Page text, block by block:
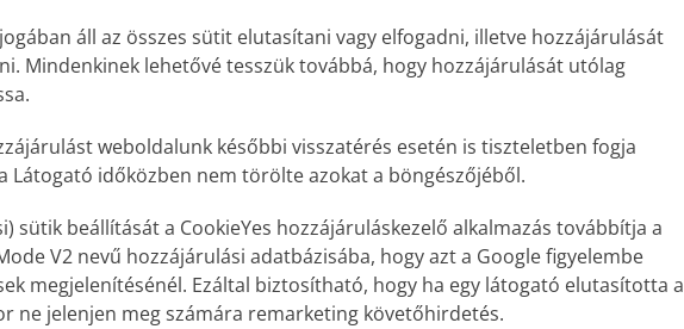
áll az összes sütit elutasítani vagy elfogadni, illetve hozzájárulását
Mindenkinek lehetővé tesszük továbbá, hogy hozzájárulását utólag
weboldalunk későbbi visszatérés esetén is tiszteletben fogja
Látogató időközben nem törölte azokat a böngészőjéből.
sütik beállítását a CookieYes hozzájáruláskezelő alkalmazás továbbítja a
V2 nevű hozzájárulási adatbázisába, hogy azt a Google figyelembe
megjelenítésénél. Ezáltal biztosítható, hogy ha egy látogató elutasította a
ne jelenjen meg számára remarketing követőhirdetés.